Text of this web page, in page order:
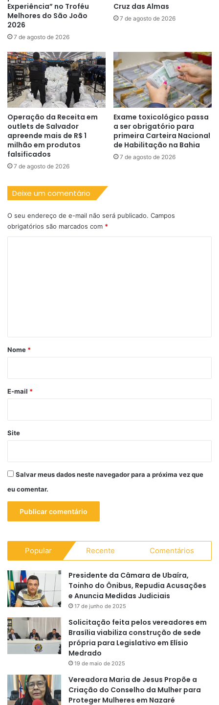
Experiência” no Troféu
Melhores do São João
2026
7 de agosto de 2026
Cruz das Almas
7 de agosto de 2026
Operação da Receita em
outlets de Salvador
apreende mais de R$ 1
milhão em produtos
falsificados
7 de agosto de 2026
Exame toxicológico passa
a ser obrigatório para
primeira Carteira Nacional
de Habilitação na Bahia
7 de agosto de 2026
Deixe um comentário
O seu endereço de e-mail não será publicado. Campos
obrigatórios são marcados com *
r
*
Nome *
E-mail *
Site
Salvar meus dados neste navegador para a próxima vez que
eu comentar.
Popular Recente Comentários
Presidente da Câmara de Ubaíra,
Toinho do Ônibus, Repudia Acusações
e Anuncia Medidas Judiciais
17 de junho de 2025
Solicitação feita pelos vereadores em
Brasília viabiliza construção de sede
própria para Legislativo em Elísio
Medrado
19 de maio de 2025
Vereadora Maria de Jesus Propõe a
Criação do Conselho da Mulher para
Proteger Mulheres em Nazaré